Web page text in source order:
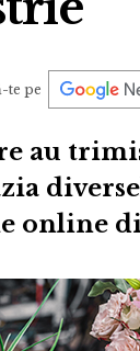
te pe
au
online